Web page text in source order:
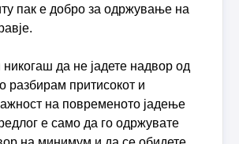
пак е добро за одржување на
да не јадете надвор од
разбирам притисокот и
на повременото јадење
е само да го одржувате